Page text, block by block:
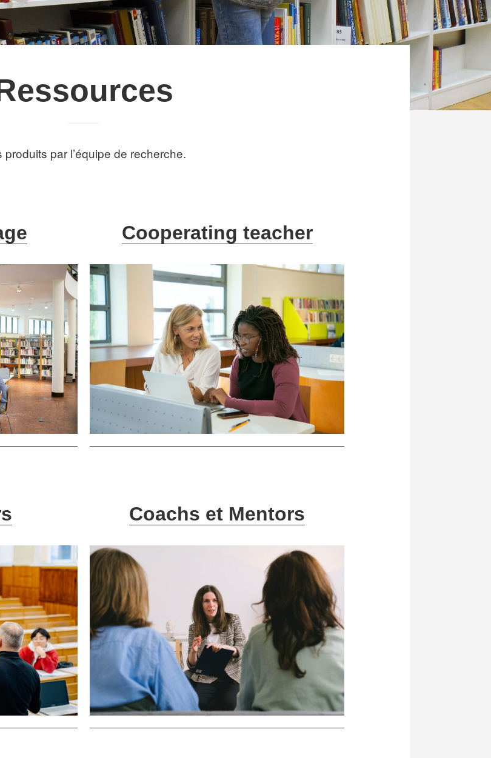
par l’équipe de recherche.
Cooperating teacher
Coachs et Mentors